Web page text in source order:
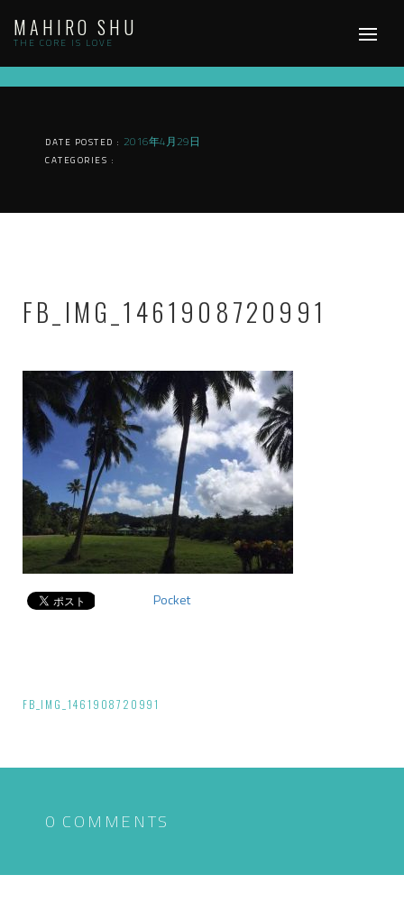
content
MAHIRO SHU
THE CORE IS LOVE
DATE POSTED : 2016年4月29日
CATEGORIES :
FB_IMG_1461908720991
Pocket
投
ナ
シ
FB_IMG_1461908720991
0 COMMENTS